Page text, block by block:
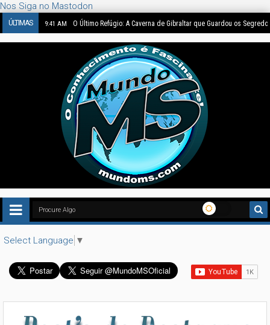
Nos Siga no Mastodon
ÚLTIMAS 4:48 PM O Enigma de 1562: Bruegel Pintou Dinossauros ou a Nossa
Select Language ▼